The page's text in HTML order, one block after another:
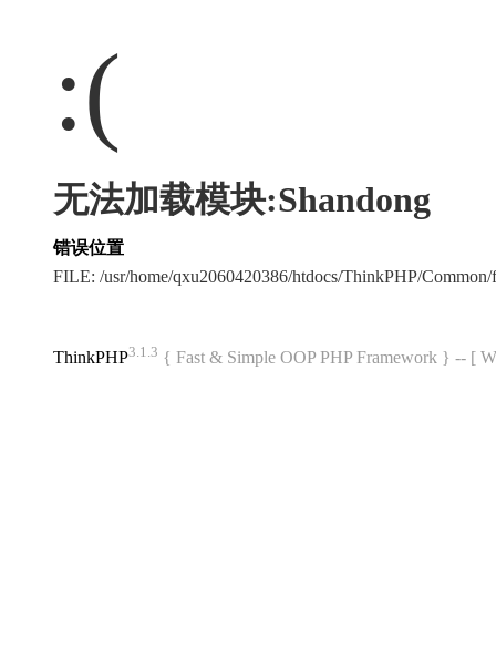
:(
无法加载模块:Shandong
错误位置
FILE: /usr/home/qxu2060420386/htdocs/ThinkPHP/
ThinkPHP3.1.3 { Fast & Simple OOP PHP Framework } -- [